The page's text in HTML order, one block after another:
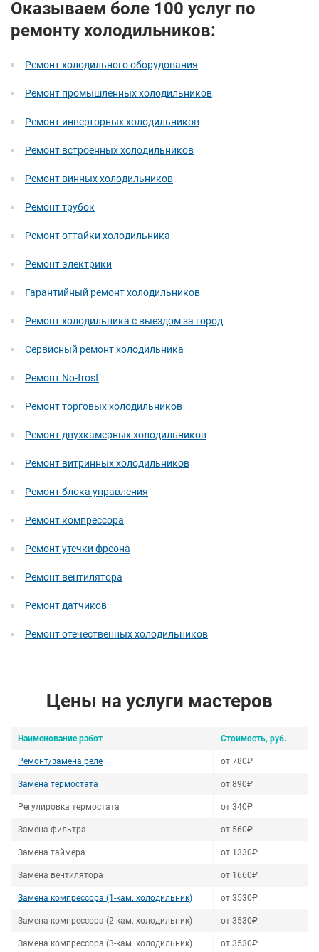
Оказываем боле 100 услуг по
ремонту холодильников:
Ремонт холодильного оборудования
Ремонт промышленных холодильников
Ремонт инверторных холодильников
Ремонт встроенных холодильников
Ремонт винных холодильников
Ремонт трубок
Ремонт оттайки холодильника
Ремонт электрики
Гарантийный ремонт холодильников
Ремонт холодильника с выездом за город
Сервисный ремонт холодильника
Ремонт No-frost
Ремонт торговых холодильников
Ремонт двухкамерных холодильников
Ремонт витринных холодильников
Ремонт блока управления
Ремонт компрессора
Ремонт утечки фреона
Ремонт вентилятора
Ремонт датчиков
Ремонт отечественных холодильников
Цены на услуги мастеров
Наименование работ Стоимость, руб.
Ремонт/замена реле от 780₽
Замена термостата от 890₽
Регулировка термостата от 340₽
Замена фильтра от 560₽
Замена таймера от 1330₽
Замена вентилятора от 1660₽
Замена компрессора (1-кам. холодильник) от 3530₽
Замена компрессора (2-кам. холодильник) от 3530₽
Замена компрессора (3-кам. холодильник) от 3530₽